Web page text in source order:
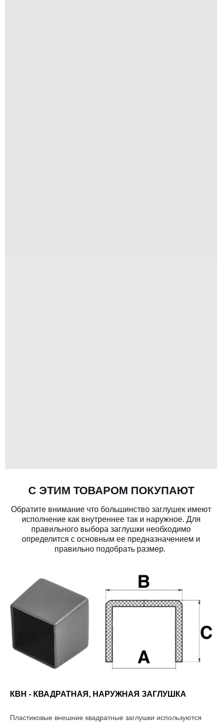
С ЭТИМ ТОВАРОМ ПОКУПАЮТ
Обратите внимание что большинство заглушек имеют
исполнение как внутреннее так и наружное. Для
правильного выбора заглушки необходимо
определится с основным ее предназначением и
правильно подобрать размер.
КВН - КВАДРАТНАЯ, НАРУЖНАЯ ЗАГЛУШКА
Пластиковые внешние квадратные заглушки используются